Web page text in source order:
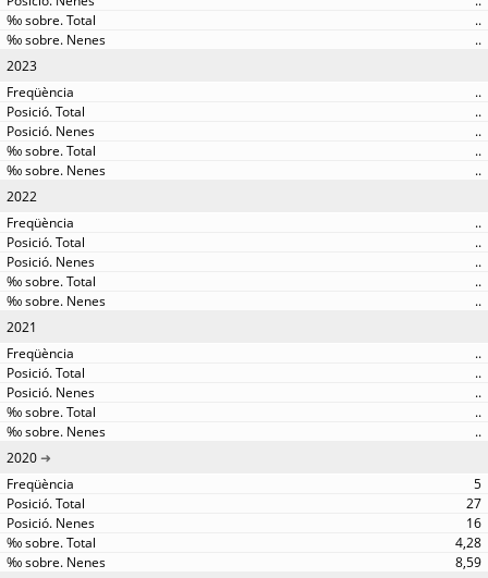
..
..
2023
..
..
..
..
..
2022
..
..
..
..
..
2021
..
..
..
..
..
2020
5
27
16
4,28
8,59